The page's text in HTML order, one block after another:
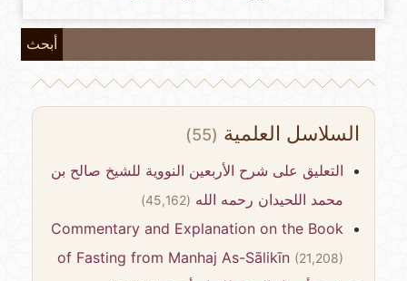
أبحث
السلاسل العلمية(55)
التعليق على شرح الأربعين النووية للشيخ صالح بن
محمد اللحيدان رحمه الله(45,162)
Commentary and Explanation on the Book
of Fasting from Manhaj As-Sālikīn(21,208)